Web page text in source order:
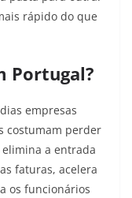
rápido do que
Portugal?
empresas
costumam perder
elimina a entrada
faturas, acelera
os funcionários